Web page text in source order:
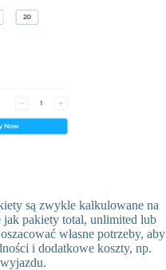
są zwykle kalkulowane na
pakiety total, unlimited lub
własne potrzeby, aby
i dodatkowe koszty, np.